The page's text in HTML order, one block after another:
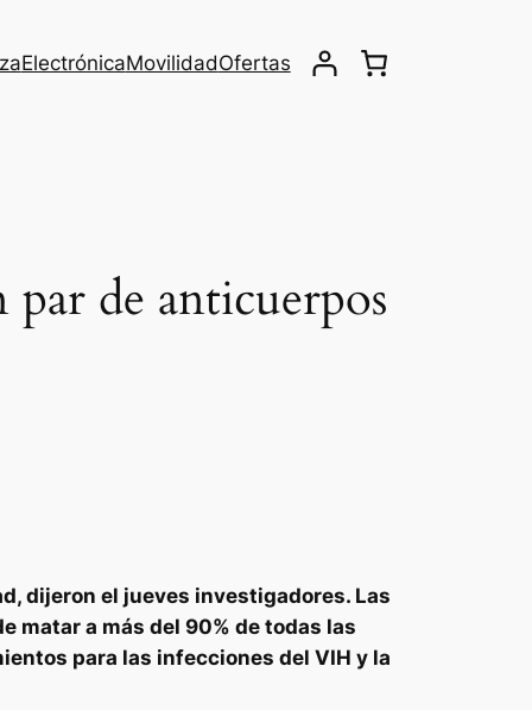
ElectrónicaMovilidadOfertas
de anticuerpos
dijeron el jueves investigadores. Las
matar a más del 90% de todas las
para las infecciones del VIH y la